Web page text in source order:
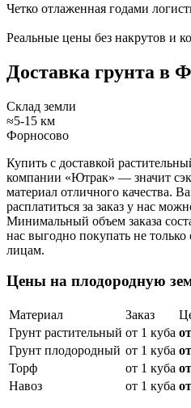
Четко отлаженная годами
Реальные цены без накрутов и
Доставка грунта в
Склад земли
≈5-15 км
Форносово
Купить с доставкой
компании «Ютрак» — значит
материал отличного качества.
расплатиться за заказ у нас
Минимальный объем заказа
нас выгодно покупать не
лицам.
Цены на плодородную
Материал Заказ
Грунт растительный от 1 куба
Грунт плодородный от 1 куба
Торф
от 1 куба
Навоз
от 1 куба